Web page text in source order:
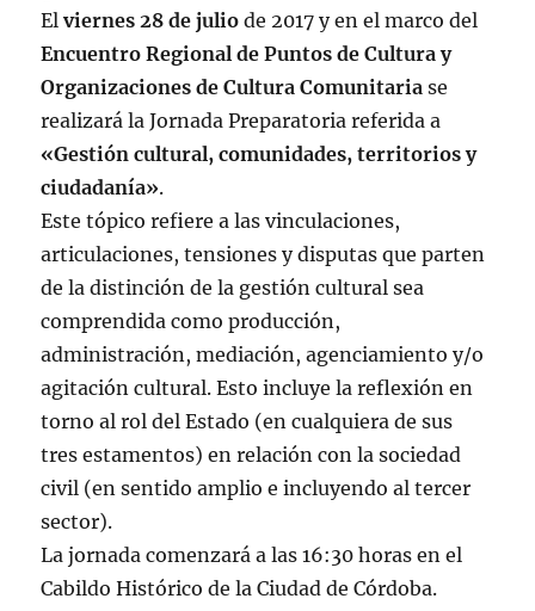
El viernes 28 de julio de 2017 y en el marco del
Encuentro Regional de Puntos de Cultura y
Organizaciones de Cultura Comunitaria se
realizará laJornada Preparatoria referida a
«Gestión cultural, comunidades, territorios y
ciudadanía».
Este tópico refiere a las vinculaciones,
articulaciones, tensiones y disputas que parten
de la distinción de la gestión cultural sea
comprendida como producción,
administración, mediación, agenciamiento y/o
agitación cultural. Esto incluye la reflexión en
torno al rol del Estado (en cualquiera de sus
tres estamentos) en relación con la sociedad
civil (en sentido amplio e incluyendo al tercer
sector).
Lajornada comenzará a las 16:30 horas en el
Cabildo Histórico de la Ciudad de Córdoba.